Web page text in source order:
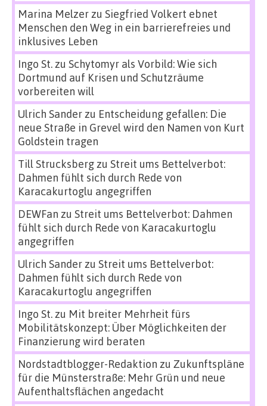
Marina Melzerzu Siegfried Volkert ebnet
Menschen den Weg in ein barrierefreies und
inklusives Leben
Ingo St.zu Schytomyr als Vorbild: Wie sich
Dortmund auf Krisen und Schutzräume
vorbereiten will
Ulrich Sanderzu Entscheidung gefallen: Die
neue Straße in Grevel wird den Namen von Kurt
Goldstein tragen
Till Strucksbergzu Streit ums Bettelverbot:
Dahmen fühlt sich durch Rede von
Karacakurtoglu angegriffen
DEWFan zu Streit ums Bettelverbot: Dahmen
fühlt sich durch Rede von Karacakurtoglu
angegriffen
Ulrich Sanderzu Streit ums Bettelverbot:
Dahmen fühlt sich durch Rede von
Karacakurtoglu angegriffen
Ingo St.zu Mit breiter Mehrheit fürs
Mobilitätskonzept: Über Möglichkeiten der
Finanzierung wird beraten
Nordstadtblogger-Redaktion zu Zukunftspläne
für die Münsterstraße: Mehr Grün und neue
Aufenthaltsflächen angedacht